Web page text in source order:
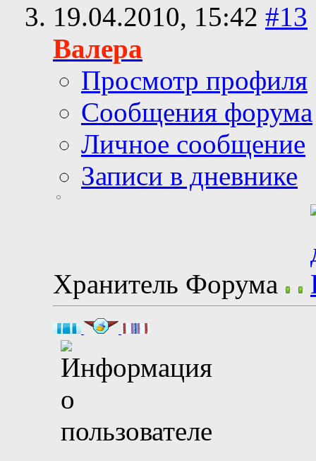
19.04.2010, 15:42 #13
Валера
Просмотр профиля
Сообщения форума
Личное сообщение
Записи в дневнике
Хранитель Форума